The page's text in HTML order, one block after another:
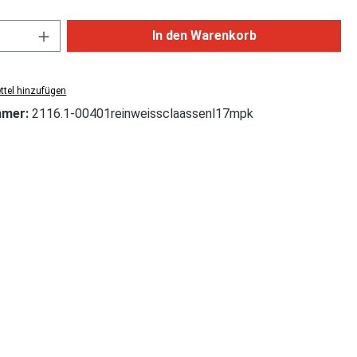
Anzahl: Gib den gewünschten Wert ein
In den Warenkorb
hinzufügen
2116.1-00401reinweissclaassenl17mpk